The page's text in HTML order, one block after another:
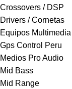
Crossovers / DSP
Drivers / Cornetas
Equipos Multimedia
Gps Control Peru
Medios Pro Audio
Mid Bass
Mid Range